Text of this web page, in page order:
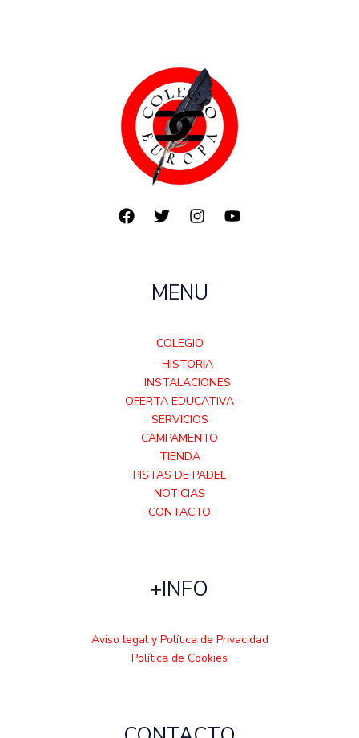
MENU
COLEGIO
HISTORIA
INSTALACIONES
OFERTA EDUCATIVA
SERVICIOS
CAMPAMENTO
TIENDA
PISTAS DE PADEL
NOTICIAS
CONTACTO
+INFO
Aviso legal y Política de Privacidad
Política de Cookies